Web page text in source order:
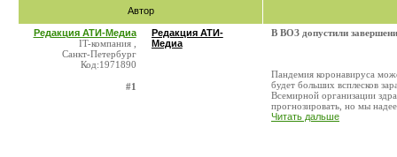
Автор
Редакция АТИ-Медиа
IT-компания ,
Санкт-Петербург
Код:1971890
#1
Редакция АТИ-
Медиа
В ВОЗ допустили
Пандемия коронавируса
будет больших всплесков
Всемирной организации
прогнозировать, но мы
Читать дальше